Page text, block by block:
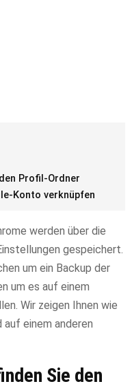
Profil-Ordner
Konto verknüpfen
werden über die
gespeichert.
um ein Backup der
um es auf einem
Wir zeigen Ihnen wie
auf einem anderen
Sie den